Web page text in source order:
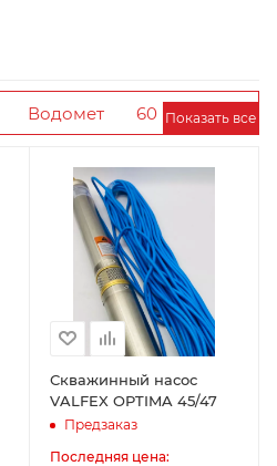
Водомет
60
Мощные Belamos
120 метров
70
Тополь
Малой
Итальянские
Показать все
Скважинный насос
VALFEX OPTIMA 45/47
Предзаказ
Последняя цена: